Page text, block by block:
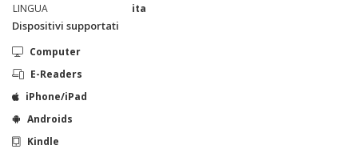
LINGUA
ita
Dispositivi supportati
Computer
E-Readers
iPhone/iPad
Androids
Kindle